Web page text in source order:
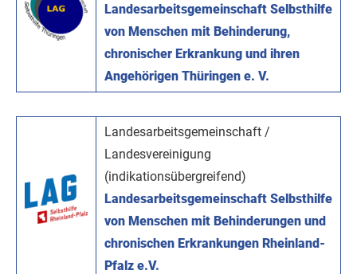
Landesarbeitsgemeinschaft Selbsthilfe
von Menschen mit Behinderung,
chronischer Erkrankung und ihren
Angehörigen Thüringen e. V.
Landesarbeitsgemeinschaft /
Landesvereinigung
(indikationsübergreifend)
Landesarbeitsgemeinschaft Selbsthilfe
von Menschen mit Behinderungen und
chronischen Erkrankungen Rheinland-
Pfalz e.V.